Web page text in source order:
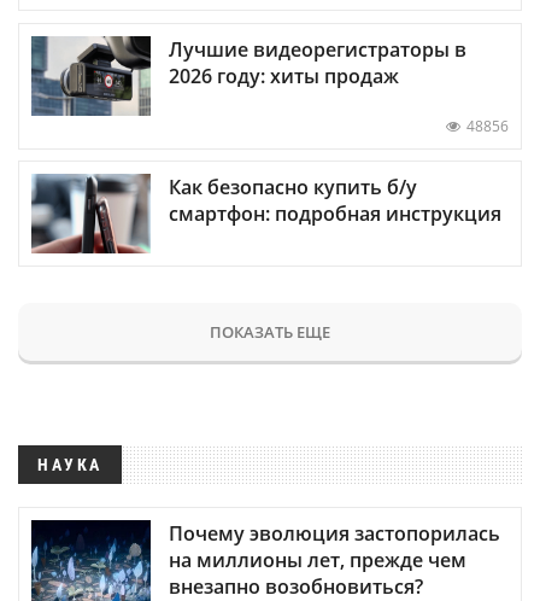
Лучшие видеорегистраторы в
2026 году: хиты продаж
48856
Как безопасно купить б/у
смартфон: подробная инструкция
ПОКАЗАТЬ ЕЩЕ
НАУКА
Почему эволюция застопорилась
на миллионы лет, прежде чем
внезапно возобновиться?